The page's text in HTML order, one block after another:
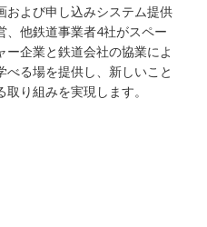
および申し込みシステム提供
、他鉄道事業者4社がスペー
企業と鉄道会社の協業によ
べる場を提供し、新しいこと
り組みを実現します。